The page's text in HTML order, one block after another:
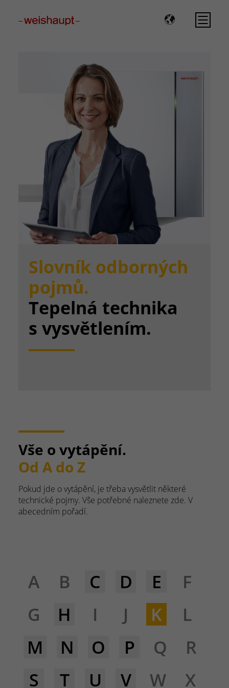
Slovník odborných
pojmů.
Tepelná technika
s vysvětlením.
Vše o vytápění.
Od A do Z
Pokud jde o vytápění, je třeba vysvětlit některé
technické pojmy. Vše potřebné naleznete zde. V
abecedním pořadí.
A B C D E
F
G
H I J K
L
M
N O P Q
R
S
T U V W
X